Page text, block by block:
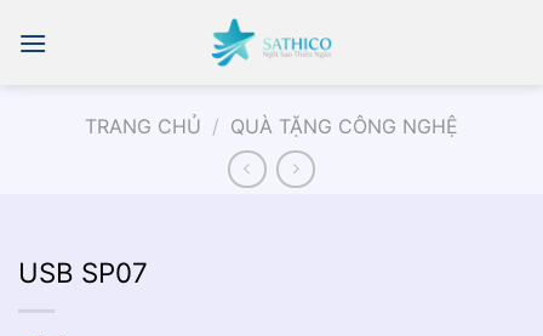
đến
TRANG CHỦ / QUÀ TẶNG CÔNG NGHỆ
USB SP07